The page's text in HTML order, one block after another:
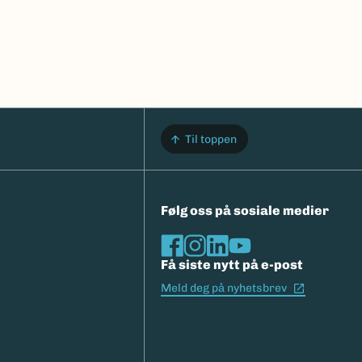
Til toppen
Følg oss på sosiale medier
Få siste nytt på e-post
Meld deg på nyhetsbrev